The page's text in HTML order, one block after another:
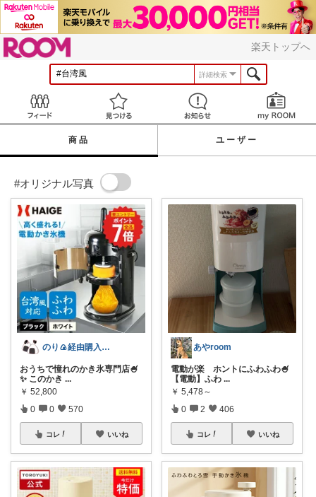
楽天トップへ
詳細検索
見つける お知らせ
商品 ユーザー
#オリジナル写真
のり🍙経由購入ありがとうございます🍙
おうちで憧れのかき氷専門店🍧
✨ このかき ...
￥ 52,800
0 0 570
コレ いいね
あやroom
電動が楽 ホントにふわふわ🍧
【電動】ふわ ...
￥ 5,478～
0 2 406
コレ いいね